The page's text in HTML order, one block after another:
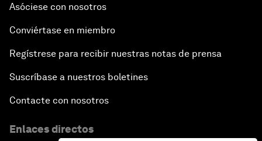
Asóciese con nosotros
Conviértase en miembro
Regístrese para recibir nuestras notas de prensa
Suscríbase a nuestros boletines
Contacte con nosotros
Enlaces directos